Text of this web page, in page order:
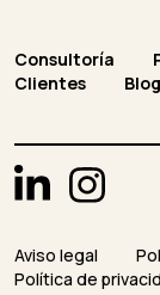
Consultoría
Clientes
Blog
Aviso legal
Política de